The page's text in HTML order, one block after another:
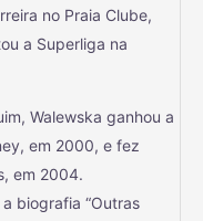
no Praia Clube,
a Superliga na
Walewska ganhou a
em 2000, e fez
em 2004.
biografia “Outras